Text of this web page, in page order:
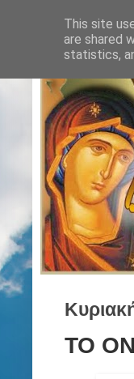
ΤΟ
This site
are shared
statistics,